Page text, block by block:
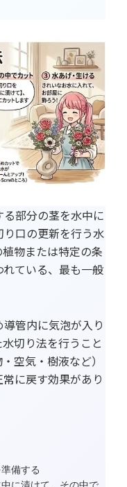
部分の茎を水中に
口の更新を行う水
物または特定の条
ている、最も一般
管内に気泡が入り
切り法を行うこと
空気・樹液など）
に戻す効果があり
備する